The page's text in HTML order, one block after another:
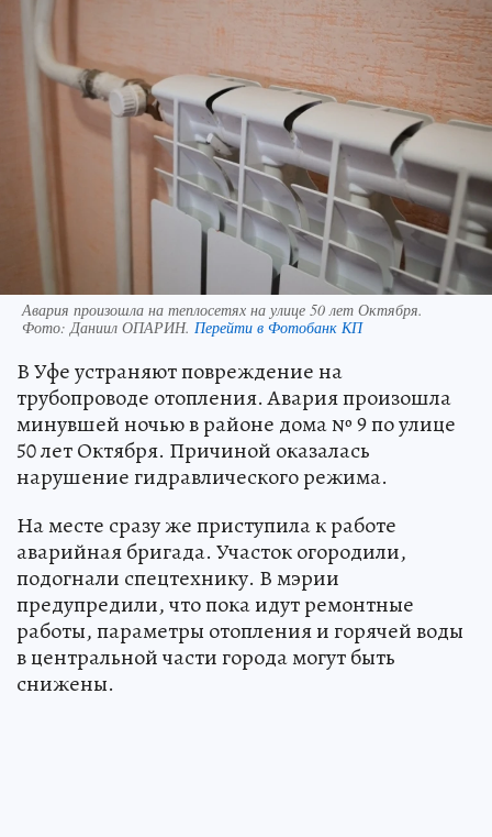
Авария произошла на теплосетях на улице 50 лет Октября.
Фото: Даниил ОПАРИН. Перейти в Фотобанк КП
В Уфе устраняют повреждение на
трубопроводе отопления. Авария произошла
минувшей ночью в районе дома № 9 по улице
50 лет Октября. Причиной оказалась
нарушение гидравлического режима.
На месте сразу же приступила к работе
аварийная бригада. Участок огородили,
подогнали спецтехнику. В мэрии
предупредили, что пока идут ремонтные
работы, параметры отопления и горячей воды
в центральной части города могут быть
снижены.